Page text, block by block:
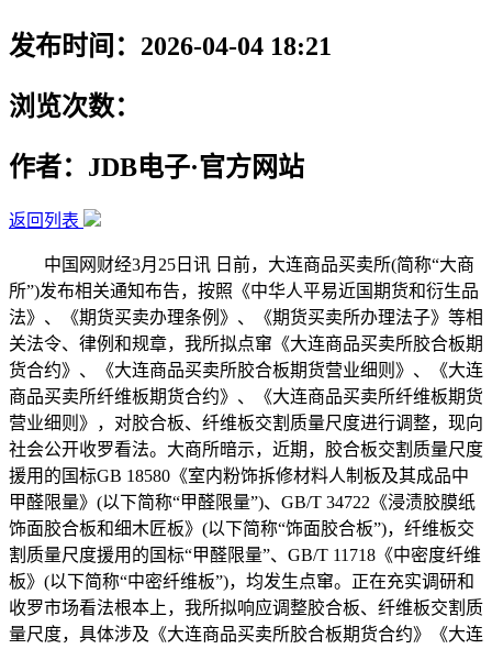
发布时间：2026-04-04 18:21
浏览次数：
作者：JDB电子·官方网站
返回列表
中国网财经3月25日讯 日前，大连商品买卖所(简称“大商
所”)发布相关通知布告，按照《中华人平易近国期货和衍生品
法》、《期货买卖办理条例》、《期货买卖所办理法子》等相
关法令、律例和规章，我所拟点窜《大连商品买卖所胶合板期
货合约》、《大连商品买卖所胶合板期货营业细则》、《大连
商品买卖所纤维板期货合约》、《大连商品买卖所纤维板期货
营业细则》，对胶合板、纤维板交割质量尺度进行调整，现向
社会公开收罗看法。大商所暗示，近期，胶合板交割质量尺度
援用的国标GB 18580《室内粉饰拆修材料人制板及其成品中
甲醛限量》(以下简称“甲醛限量”)、GB/T 34722《浸渍胶膜纸
饰面胶合板和细木匠板》(以下简称“饰面胶合板”)，纤维板交
割质量尺度援用的国标“甲醛限量”、GB/T 11718《中密度纤维
板》(以下简称“中密纤维板”)，均发生点窜。正在充实调研和
收罗市场看法根本上，我所拟响应调整胶合板、纤维板交割质
量尺度，具体涉及《大连商品买卖所胶合板期货合约》《大连